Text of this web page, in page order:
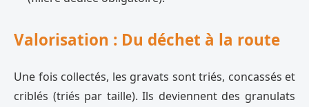
Valorisation : Du déchet à la route
Une fois collectés, les gravats sont triés, concassés et
criblés (triés par taille). Ils deviennent des granulats